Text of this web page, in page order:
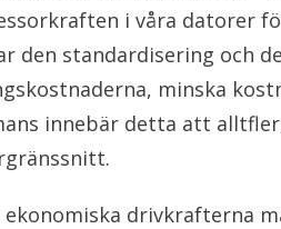
i våra datorer
den standardisering och
minska
innebär detta att
ekonomiska drivkrafterna